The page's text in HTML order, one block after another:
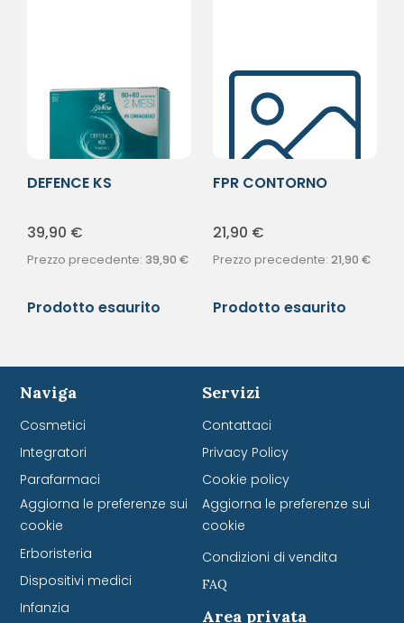
DEFENCE KS
39,90 €
Prezzo precedente: 39,90 €
Prodotto esaurito
FPR CONTORNO
21,90 €
Prezzo precedente: 21,90 €
Prodotto esaurito
Naviga
Cosmetici
Integratori
Parafarmaci
Aggiorna le preferenze sui
cookie
Erboristeria
Dispositivi medici
Infanzia
Servizi
Contattaci
Privacy Policy
Cookie policy
Aggiorna le preferenze sui
cookie
Condizioni di vendita
FAQ
Area privata